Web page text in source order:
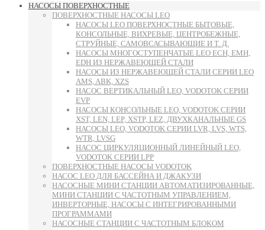
НАСОСЫ ПОВЕРХНОСТНЫЕ
ПОВЕРХНОСТНЫЕ НАСОСЫ LEO
НАСОСЫ LEO ПОВЕРХНОСТНЫЕ БЫТОВЫЕ,
КОНСОЛЬНЫЕ, ВИХРЕВЫЕ, ЦЕНТРОБЕЖНЫЕ,
СТРУЙНЫЕ, САМОВСАСЫВАЮЩИЕ И Т. Д.
НАСОСЫ МНОГОСТУПЕНЧАТЫЕ LEO ECH, EMH,
EDH ИЗ НЕРЖАВЕЮЩЕЙ СТАЛИ
НАСОСЫ ИЗ НЕРЖАВЕЮЩЕЙ СТАЛИ СЕРИИ LEO
AMS, ABK, XZS
НАСОС ВЕРТИКАЛЬНЫЙ LEO, VODOTOK СЕРИИ
EVP
НАСОСЫ КОНСОЛЬНЫЕ LEO, VODOTOK СЕРИИ
XST, LEN, LEP, XSTP, LEZ, ДВУХКАНАЛЬНЫЕ GS
НАСОСЫ LEO, VODOTOK СЕРИИ LVR, LVS, WTS,
WTR, LVSG
НАСОС ЦИРКУЛЯЦИОННЫЙ ЛИНЕЙНЫЙ LEO,
VODOTOK СЕРИИ LPP
ПОВЕРХНОСТНЫЕ НАСОСЫ VODOTOK
НАСОС LEO ДЛЯ БАССЕЙНА И ДЖАКУЗИ
НАСОСНЫЕ МИНИ СТАНЦИИ АВТОМАТИЗИРОВАННЫЕ,
МИНИ СТАНЦИИ С ЧАСТОТНЫМ УПРАВЛЕНИЕМ,
ИНВЕРТОРНЫЕ, НАСОСЫ С ИНТЕГРИРОВАННЫМИ
ПРОГРАММАМИ
НАСОСНЫЕ СТАНЦИИ С ЧАСТОТНЫМ БЛОКОМ